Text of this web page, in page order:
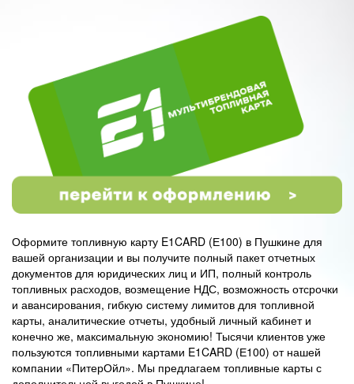
Оформите топливную карту E1CARD (Е100) в Пушкине для
вашей организации и вы получите полный пакет отчетных
документов для юридических лиц и ИП, полный контроль
топливных расходов, возмещение НДС, возможность отсрочки
и авансирования, гибкую систему лимитов для топливной
карты, аналитические отчеты, удобный личный кабинет и
конечно же, максимальную экономию! Тысячи клиентов уже
пользуются топливными картами E1CARD (Е100) от нашей
компании «ПитерОйл». Мы предлагаем топливные карты с